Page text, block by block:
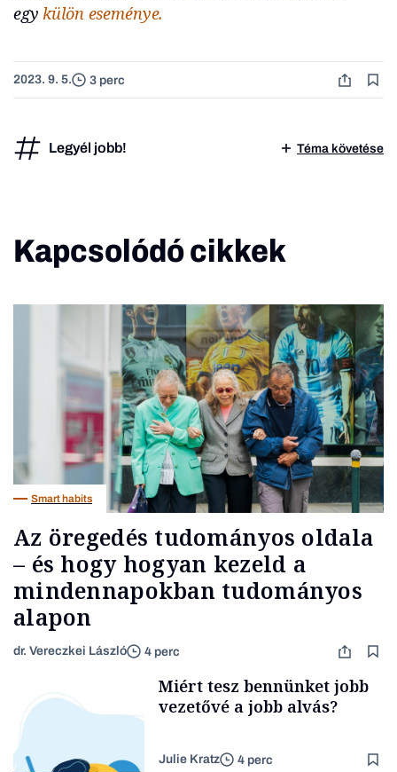
egykülön eseménye.
2023. 9. 5. 3 perc
Legyél jobb! Téma követése
Kapcsolódó cikkek
Smart habits
Az öregedés tudományos oldala
– és hogy hogyan kezeld a
mindennapokban tudományos
alapon
dr. Vereczkei László 4 perc
Miért tesz bennünket jobb
vezetővé a jobb alvás?
Julie Kratz 4 perc